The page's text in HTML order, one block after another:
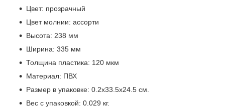
Цвет: прозрачный
Цвет молнии: ассорти
Высота: 238 мм
Ширина: 335 мм
Толщина пластика: 120 мкм
Материал: ПВХ
Размер в упаковке: 0.2x33.5x24.5 см.
Вес с упаковкой: 0.029 кг.